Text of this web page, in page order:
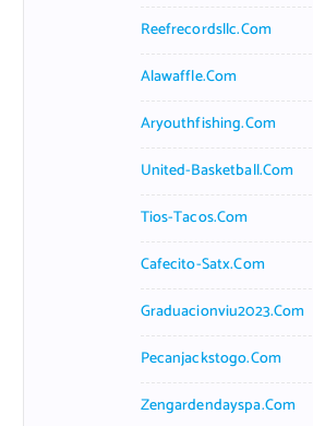
Reefrecordsllc.com
Alawaffle.com
Aryouthfishing.com
United-Basketball.com
Tios-Tacos.com
Cafecito-Satx.com
Graduacionviu2023.com
Pecanjackstogo.com
Zengardendayspa.com